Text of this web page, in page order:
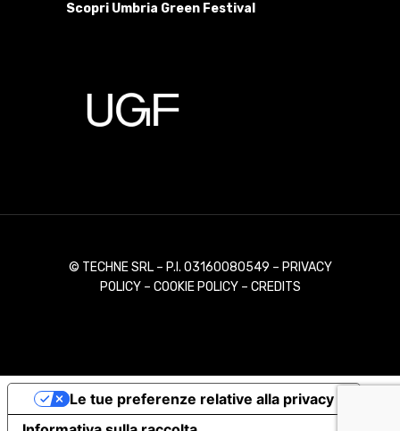
Scopri Umbria Green Festival
© TECHNE SRL – P.I. 03160080549 – PRIVACY
POLICY – COOKIE POLICY– CREDITS
Le tue preferenze relative alla privacy